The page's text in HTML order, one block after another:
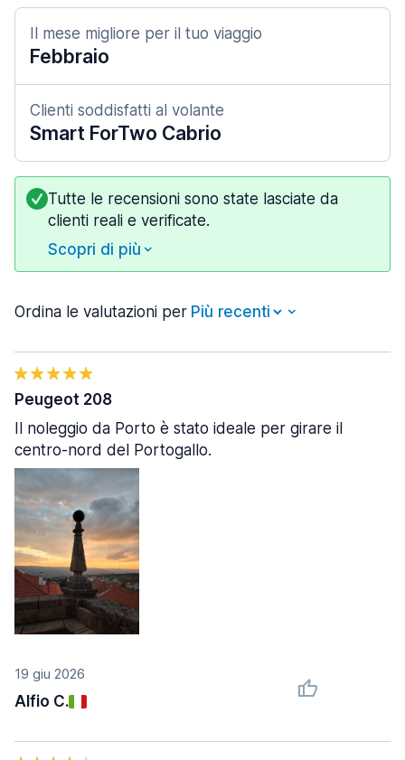
Il mese migliore per il tuo viaggio
Febbraio
Clienti soddisfatti al volante
Smart ForTwo Cabrio
Tutte le recensioni sono state lasciate da
clienti reali e verificate.
Scopri di più
Ordina le valutazioni per
19 giu 2026
Alfio C.
Peugeot 208
Il noleggio da Porto è stato ideale per girare il
centro-nord del Portogallo.